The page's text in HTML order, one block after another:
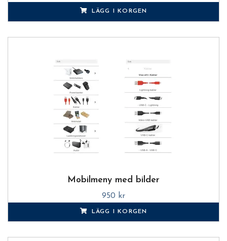
LÄGG I KORGEN
Mobilmeny med bilder
950 kr
LÄGG I KORGEN